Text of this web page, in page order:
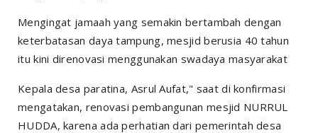
Mengingat jamaah yang semakin bertambah dengan
keterbatasan daya tampung, mesjid berusia 40 tahun
itu kini direnovasi menggunakan swadaya masyarakat
Kepala desa paratina, Asrul Aufat," saat di konfirmasi
mengatakan, renovasi pembangunan mesjid NURRUL
HUDDA, karena ada perhatian dari pemerintah desa